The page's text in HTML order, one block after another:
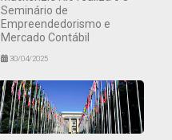
Seminário de
Empreendedorismo e
Mercado Contábil
30/04/2025